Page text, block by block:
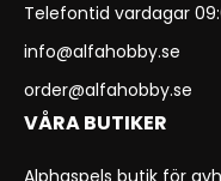
Telefontid vardagar
info@alfahobby.se
order@alfahobby.se
VÅRA BUTIKER